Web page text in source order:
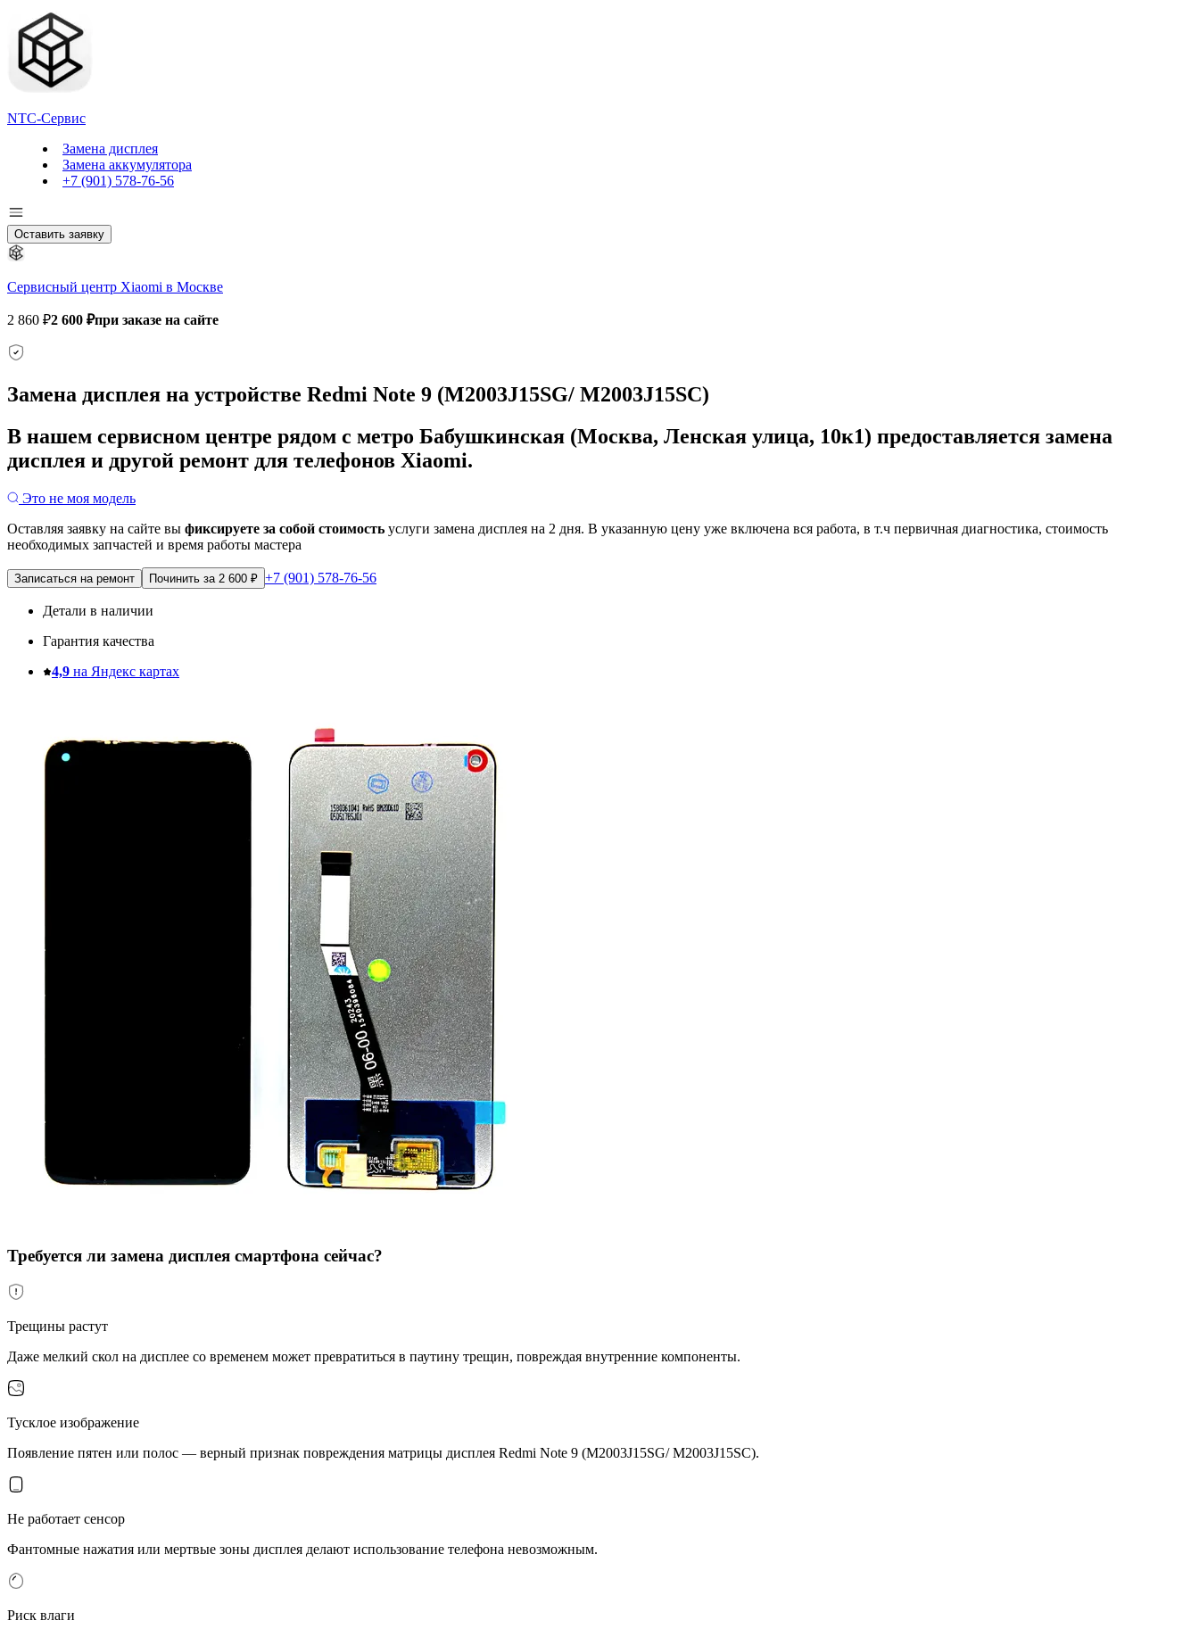
NTC-Сервис
Замена дисплея
Замена аккумулятора
+7 (901) 578-76-56
Оставить заявку
Сервисный центр Xiaomi в Москве
2 860 ₽2 600 ₽при заказе на сайте
Замена дисплея на устройстве Redmi Note 9 (M2003J15SG/ M2003J15SC)
В нашем сервисном центре рядом с метро Бабушкинская (Москва, Ленская улица, 10к1) предоставляется замена
дисплея и другой ремонт для телефонов Xiaomi.
Это не моя модель
Оставляя заявку на сайте вы фиксируете за собой стоимость услуги замена дисплея на 2 дня. В указанную цену уже включена вся работа, в т.ч первичная диагностика, стоимость
необходимых запчастей и время работы мастера
Записаться на ремонт Починить за 2 600 ₽ +7 (901) 578-76-56
Детали в наличии
Гарантия качества
4,9 на Яндекс картах
Требуется ли замена дисплея смартфона сейчас?
Трещины растут
Даже мелкий скол на дисплее со временем может превратиться в паутину трещин, повреждая внутренние компоненты.
Тусклое изображение
Появление пятен или полос — верный признак повреждения матрицы дисплея Redmi Note 9 (M2003J15SG/ M2003J15SC).
Не работает сенсор
Фантомные нажатия или мертвые зоны дисплея делают использование телефона невозможным.
Риск влаги